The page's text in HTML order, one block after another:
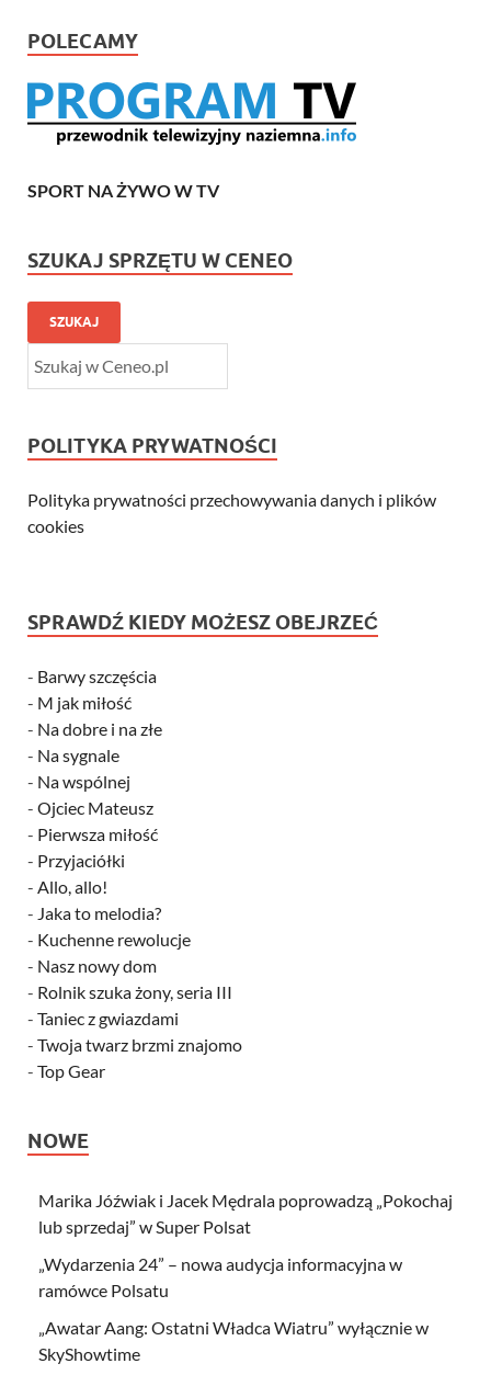
POLECAMY
SPORT NA ŻYWO W TV
SZUKAJ SPRZĘTU W CENEO
SZUKAJ
POLITYKA PRYWATNOŚCI
Polityka prywatności przechowywania danych i plików
cookies
SPRAWDŹ KIEDY MOŻESZ OBEJRZEĆ
- Barwy szczęścia
- M jak miłość
- Na dobre i na złe
- Na sygnale
- Na wspólnej
- Ojciec Mateusz
- Pierwsza miłość
- Przyjaciółki
- Allo, allo!
- Jaka to melodia?
- Kuchenne rewolucje
- Nasz nowy dom
- Rolnik szuka żony, seria III
- Taniec z gwiazdami
- Twoja twarz brzmi znajomo
- Top Gear
NOWE
Marika Jóźwiak i Jacek Mędrala poprowadzą „Pokochaj
lub sprzedaj” w Super Polsat
„Wydarzenia 24” – nowa audycja informacyjna w
ramówce Polsatu
„Awatar Aang: Ostatni Władca Wiatru” wyłącznie w
SkyShowtime